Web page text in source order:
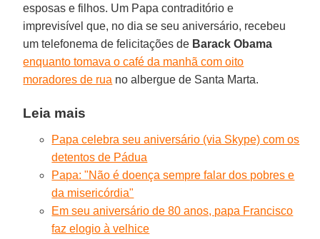
esposas e filhos. Um Papa contraditório e
imprevisível que, no dia se seu aniversário, recebeu
um telefonema de felicitações de Barack Obama
enquanto tomava o café da manhã com oito
moradores de rua no albergue de Santa Marta.
Leia mais
Papa celebra seu aniversário (via Skype) com os
detentos de Pádua
Papa: "Não é doença sempre falar dos pobres e
da misericórdia"
Em seu aniversário de 80 anos, papa Francisco
faz elogio à velhice